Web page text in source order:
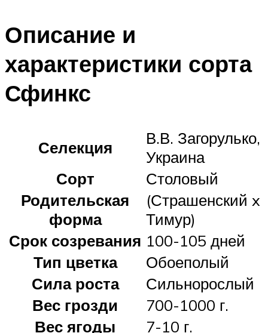
Описание и
характеристики сорта
Сфинкс
Селекция
В.В. Загорулько,
Украина
Сорт
Столовый
Родительская
форма
(Страшенский x
Тимур)
Срок созревания 100-105 дней
Тип цветка
Обоеполый
Сила роста
Сильнорослый
Вес грозди
700-1000 г.
Вес ягоды
7-10 г.